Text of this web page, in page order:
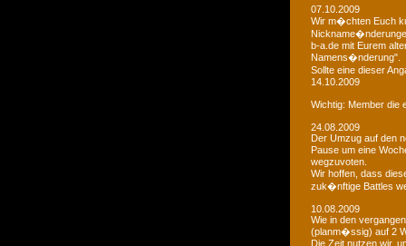
07.10.2009
Wir m�chten Euch
b-a.de mit Eurem
Namens�nderung".
Sollte eine dieser
14.10.2009
Wichtig: Member die
24.08.2009
Der Umzug auf den
Pause um eine
wegzuvoten.
Wir hoffen, dass
zuk�nftige Battles
10.08.2009
Wie in den
(planm�ssig) auf 2
Die Zeit nutzen wir,